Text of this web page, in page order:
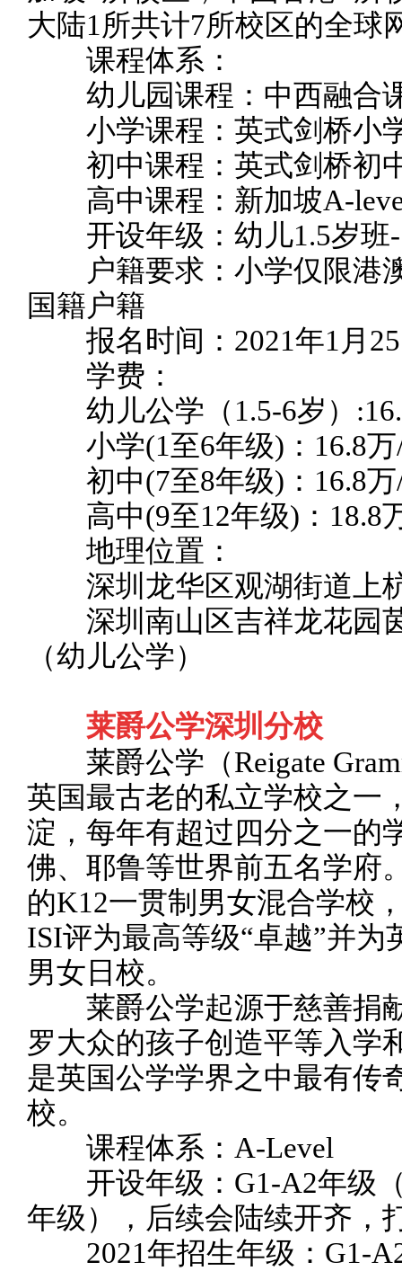
大陆1所共计7所校区的全球
课程体系：
幼儿园课程：中西融合
小学课程：英式剑桥小
初中课程：英式剑桥初
高中课程：新加坡A-
开设年级：幼儿1.5岁班-
户籍要求：小学仅限港
国籍户籍
报名时间：2021年1月25
学费：
幼儿公学（1.5-6岁）
小学(1至6年级)：16.8万
初中(7至8年级)：16.8万
高中(9至12年级)：18.8
地理位置：
深圳龙华区观湖街道上
深圳南山区吉祥龙花园
（幼儿公学）
莱爵公学深圳分校
莱爵公学（Reigate
英国最古老的私立学校之一
淀，每年有超过四分之一的
佛、耶鲁等世界前五名学府
的K12一贯制男女混合学校
ISI评为最高等级“卓越”并
男女日校。
莱爵公学起源于慈善捐
罗大众的孩子创造平等入学
是英国公学学界之中最有传
校。
课程体系：A-Level
开设年级：G1-A2年级（
年级），后续会陆续开齐，
2021年招生年级：G1-